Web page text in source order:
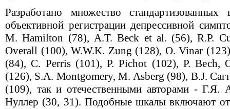
Разработано множество
объективной регистрации депрессивной
М. Наmilton (78), А.Т. Веck еt аl. (56), R.Р.
Оverall (100), W.W.K. Zung (128), О. Vinar
(84), С. Perris (101), Р. Рichot (102), Р. Весh,
(126), S.А. Моntgomery, М. Аsberg (98), В.J.
(109), так и отечественными авторами -
Нуллер (30, 31). Подобные шкалы включают